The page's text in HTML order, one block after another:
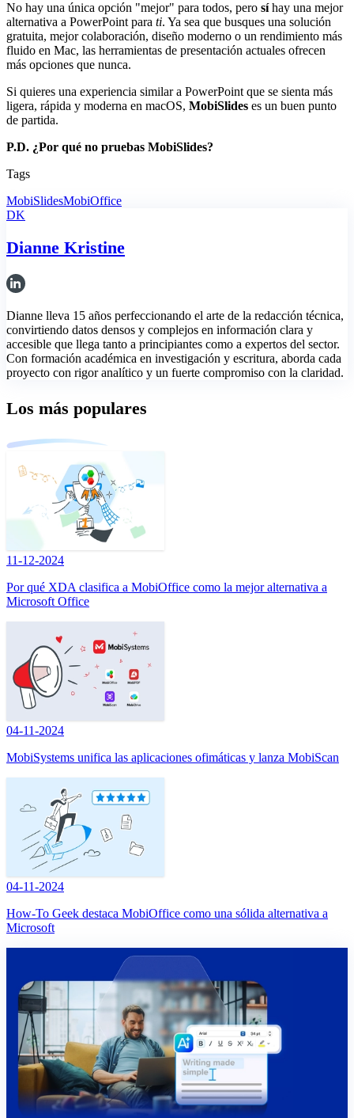
No hay una única opción "mejor" para todos, pero síhay una mejor
alternativa a PowerPoint para ti. Ya sea que busques una solución
gratuita, mejor colaboración, diseño moderno o un rendimiento más
fluido en Mac, las herramientas de presentación actuales ofrecen
más opciones que nunca.
Si quieres una experiencia similar a PowerPoint que se sienta más
ligera, rápida y moderna en macOS, MobiSlides es un buen punto
de partida.
P.D. ¿Por qué no pruebas MobiSlides?
Tags
MobiSlidesMobiOffice
DK
Dianne Kristine
Dianne lleva 15 años perfeccionando el arte de la redacción técnica,
convirtiendo datos densos y complejos en información clara y
accesible que llega tanto a principiantes como a expertos del sector.
Con formación académica en investigación y escritura, aborda cada
proyecto con rigor analítico y un fuerte compromiso con la claridad.
Los más populares
11-12-2024
Por qué XDA clasifica a MobiOffice como la mejor alternativa a
Microsoft Office
04-11-2024
MobiSystems unifica las aplicaciones ofimáticas y lanza MobiScan
04-11-2024
How-To Geek destaca MobiOffice como una sólida alternativa a
Microsoft